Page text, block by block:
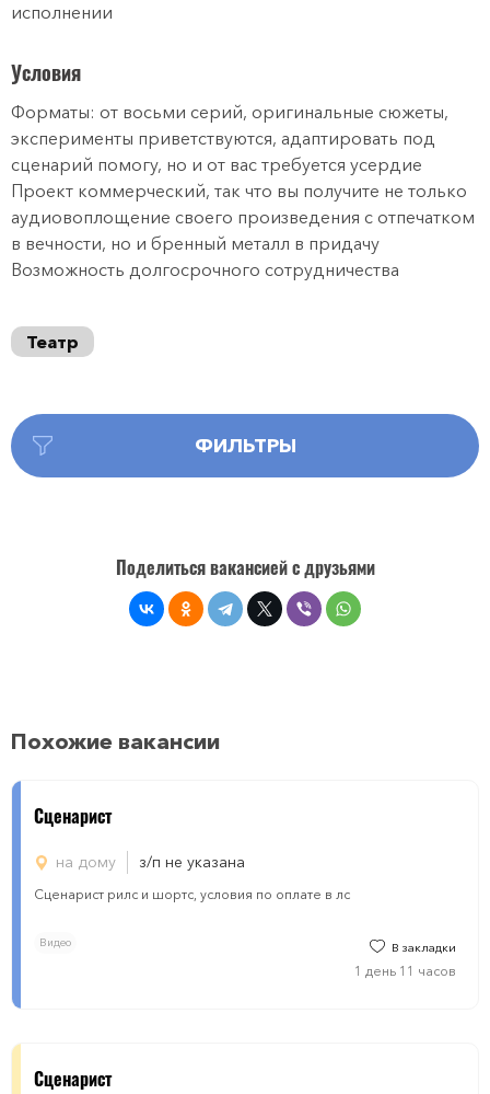
исполнении
Условия
Форматы: от восьми серий, оригинальные сюжеты,
эксперименты приветствуются, адаптировать под
сценарий помогу, но и от вас требуется усердие
Проект коммерческий, так что вы получите не только
аудиовоплощение своего произведения с отпечатком
в вечности, но и бренный металл в придачу
Возможность долгосрочного сотрудничества
Театр
ФИЛЬТРЫ
Поделиться вакансией с друзьями
Похожие вакансии
Сценарист
на дому з/п не указана
Сценарист рилс и шортс, условия по оплате в лс
Видео В закладки
1 день 11 часов
Сценарист